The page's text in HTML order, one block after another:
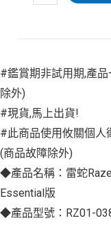
#鑑賞期非試用期,產
除外)
#現貨,馬上出貨!
#此商品使用攸關個人
(商品故障除外)
◆產品名稱：雷蛇
Essential版
◆產品型號：RZ01-